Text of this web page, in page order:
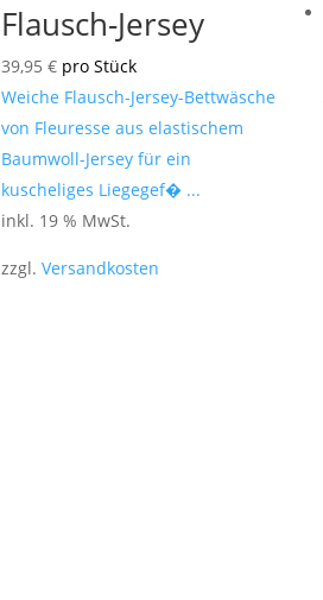
Flausch-Jersey
39,95 € pro Stück
Weiche Flausch-Jersey-Bettwäsche
von Fleuresse aus elastischem
Baumwoll-Jersey für ein
kuscheliges Liegegef� ...
inkl. 19 % MwSt.
zzgl. Versandkosten